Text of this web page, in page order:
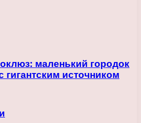
маленький городок
гигантским источником